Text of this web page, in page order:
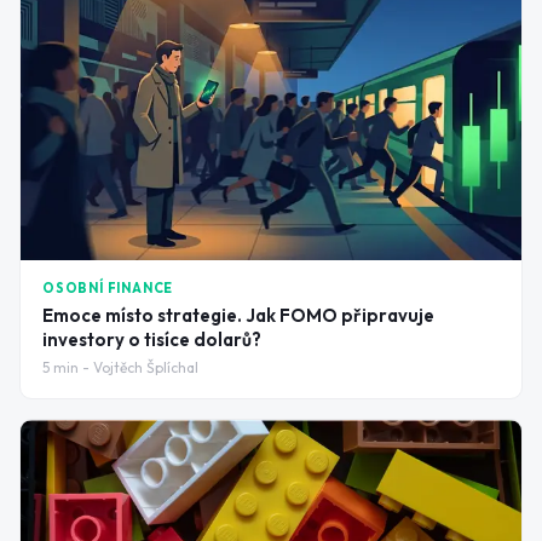
OSOBNÍ FINANCE
Emoce místo strategie. Jak FOMO připravuje
investory o tisíce dolarů?
5 min - Vojtěch Šplíchal